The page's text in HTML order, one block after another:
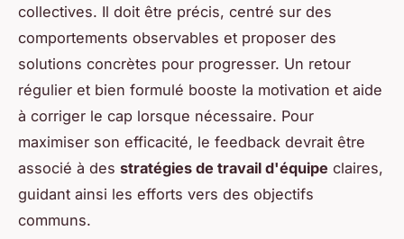
collectives. Il doit être précis, centré sur des
comportements observables et proposer des
solutions concrètes pour progresser. Un retour
régulier et bien formulé booste la motivation et aide
à corriger le cap lorsque nécessaire. Pour
maximiser son efficacité, le feedback devrait être
associé à des stratégies de travail d'équipe claires,
guidant ainsi les efforts vers des objectifs
communs.